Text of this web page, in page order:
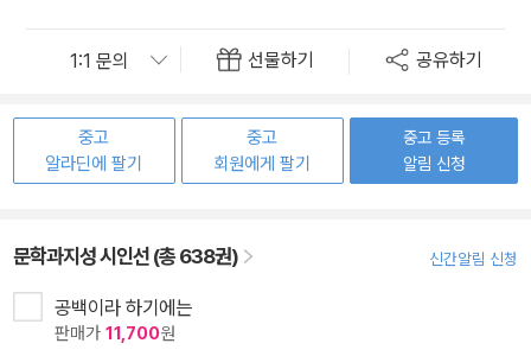
선물하기 공유하기
중고
알라딘에 팔기
중고
회원에게 팔기
중고 등록
알림 신청
문학과지성 시인선 (총 638권) 신간알림 신청
공백이라 하기에는
판매가 11,700원